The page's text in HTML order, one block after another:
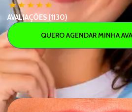
AVALIAÇÕES (1130)
QUERO AGENDAR MINHA